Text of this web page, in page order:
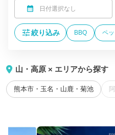
日付選択なし
絞り込み BBQ ペ
山・高原 × エリアから探す
熊本市・玉名・山鹿・菊池